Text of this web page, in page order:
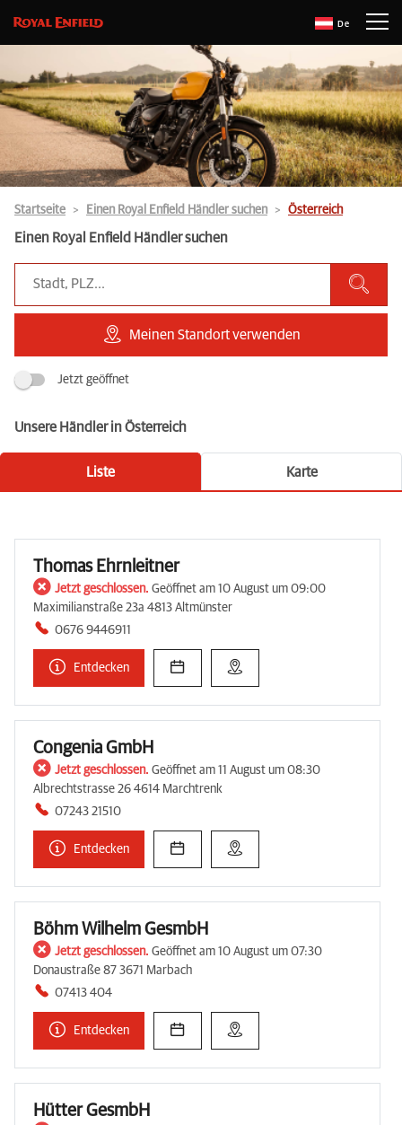
De
Startseite Einen Royal Enfield Händler suchen Österreich
Einen Royal Enfield Händler suchen
Meinen Standort verwenden
Jetzt geöffnet
Unsere Händler in Österreich
Liste Karte
Thomas Ehrnleitner
Jetzt geschlossen. Geöffnet am 10 August um 09:00
Maximilianstraße 23a 4813 Altmünster
0676 9446911
Entdecken
Congenia GmbH
Jetzt geschlossen. Geöffnet am 11 August um 08:30
Albrechtstrasse 26 4614 Marchtrenk
07243 21510
Entdecken
Böhm Wilhelm GesmbH
Jetzt geschlossen. Geöffnet am 10 August um 07:30
Donaustraße 87 3671 Marbach
07413 404
Entdecken
Hütter GesmbH